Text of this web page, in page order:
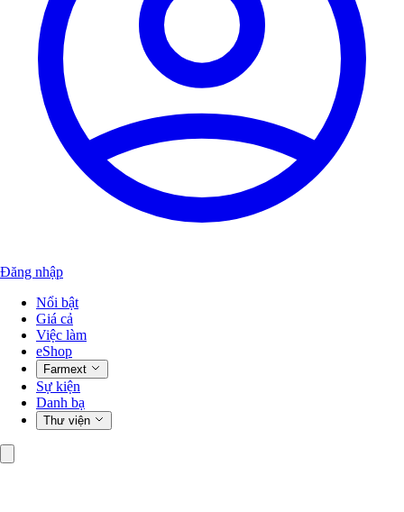
Đăng nhập
Nổi bật
Giá cả
Việc làm
eShop
Farmext
Sự kiện
Danh bạ
Thư viện